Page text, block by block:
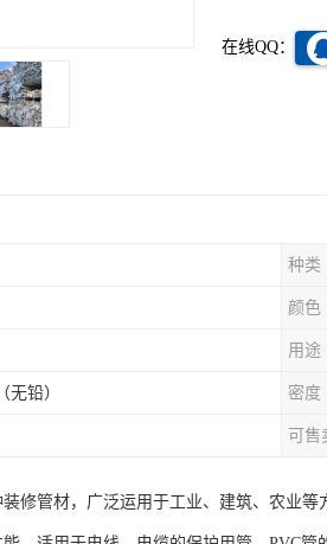
在线QQ：
种类
颜色
用途
无铅） 密度
可售
修管材，广泛运用于工业、建筑、农业等